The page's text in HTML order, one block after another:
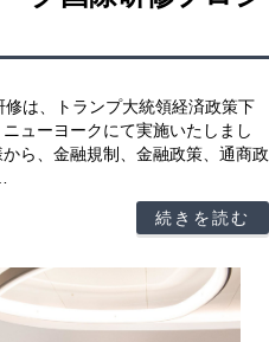
は、トランプ大統領経済政策下
ューヨークにて実施いたしまし
ら、金融規制、金融政策、通商政
続きを読む